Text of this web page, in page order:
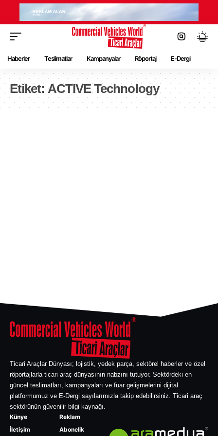
Haberler Teslimatlar Kampanyalar Röportaj E-Dergi
Etiket: ACTIVE Technology
Ticari Araçlar Dünyası; lojistik, yedek parça, sektörel haberler ve özel
röportajlarla ticari araç dünyasının nabzını tutuyor. Sektördeki en
güncel teslimatları, kampanyaları ve fuar gelişmelerini dijital
platformumuz ve E-Dergi sayılarımızla takip edebilirsiniz. Ticari araç
sektörünün güvenilir bilgi kaynağı.
Künye
İletişim
Reklam
Abonelik